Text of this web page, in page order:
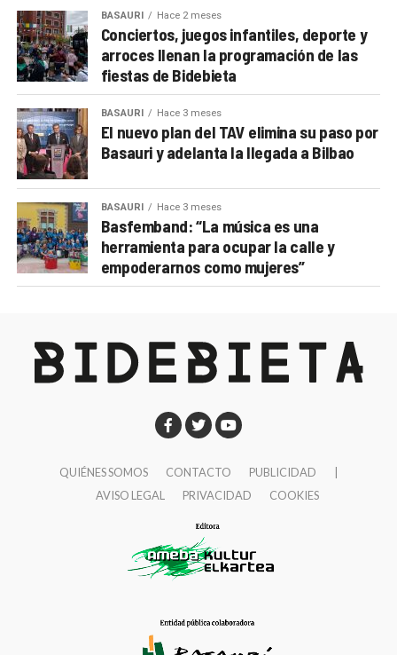
BASAURI Hace 2 meses
Conciertos, juegos infantiles, deporte y
arroces llenan la programación de las
fiestas de Bidebieta
BASAURI Hace 3 meses
El nuevo plan del TAV elimina su paso por
Basauri y adelanta la llegada a Bilbao
BASAURI Hace 3 meses
Basfemband: “La música es una
herramienta para ocupar la calle y
empoderarnos como mujeres”
QUIÉNES SOMOS CONTACTO PUBLICIDAD
AVISO LEGAL
PRIVACIDAD COOKIES